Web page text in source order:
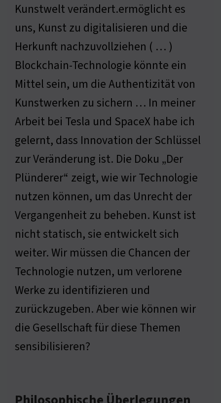
Kunstwelt verändert.ermöglicht es
uns, Kunst zu digitalisieren und die
Herkunft nachzuvollziehen ( … )
Blockchain-Technologie könnte ein
Mittel sein, um die Authentizität von
Kunstwerken zu sichern … In meiner
Arbeit bei Tesla und SpaceX habe ich
gelernt, dass Innovation der Schlüssel
zur Veränderung ist. Die Doku „Der
Plünderer“ zeigt, wie wir Technologie
nutzen können, um das Unrecht der
Vergangenheit zu beheben. Kunst ist
nicht statisch, sie entwickelt sich
weiter. Wir müssen die Chancen der
Technologie nutzen, um verlorene
Werke zu identifizieren und
zurückzugeben. Aber wie können wir
die Gesellschaft für diese Themen
sensibilisieren?